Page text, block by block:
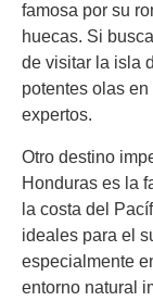
famosa por su
huecas. Si
de visitar la isla
potentes olas
expertos.
Otro destino
Honduras es la
la costa del
ideales para el
especialmente
entorno natural